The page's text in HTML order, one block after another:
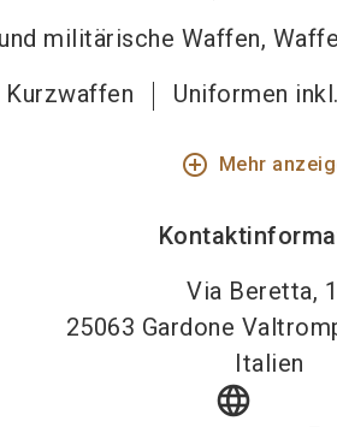
militärische Waffen,
Kurzwaffen
Uniformen
add_circle_outline Mehr
Via Beretta,
25063 Gardone
Italien
language